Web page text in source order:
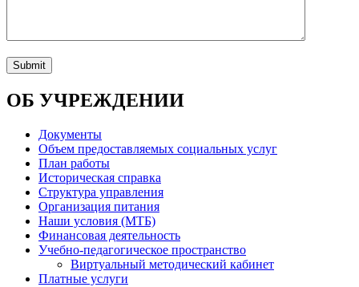
ОБ УЧРЕЖДЕНИИ
Документы
Объем предоставляемых социальных услуг
План работы
Историческая справка
Структура управления
Организация питания
Наши условия (МТБ)
Финансовая деятельность
Учебно-педагогическое пространство
Виртуальный методический кабинет
Платные услуги